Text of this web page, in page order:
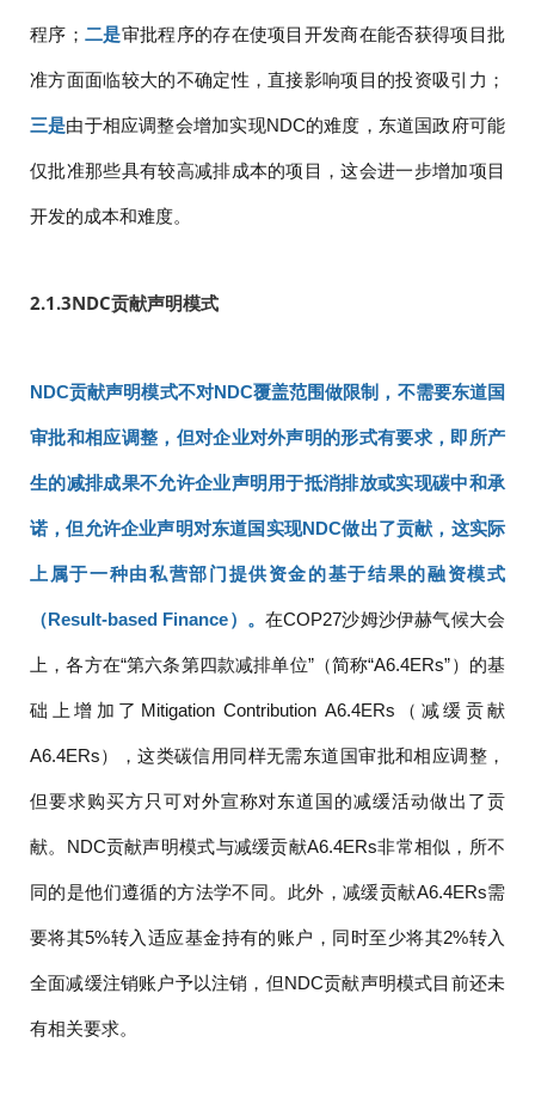
程序； 二是审批程序的存在使项目开发商在能否获得项目批
准方面面临较大的不确定性，直接影响项目的投资吸引力；
三是由于相应调整会增加实现NDC的难度，东道国政府可能
仅批准那些具有较高减排成本的项目，这会进一步增加项目
开发的成本和难度。
2.1.3NDC贡献声明模式
NDC贡献声明模式不对NDC覆盖范围做限制，不需要东道国
审批和相应调整，但对企业对外声明的形式有要求，即所产
生的减排成果不允许企业声明用于抵消排放或实现碳中和承
诺，但允许企业声明对东道国实现NDC做出了贡献，这实际
上属于一种由私营部门提供资金的基于结果的融资模式
（Result-based Finance）。 在COP27沙姆沙伊赫气候大会
上，各方在“第六条第四款减排单位”（简称“A6.4ERs”）的基
础上增加了Mitigation Contribution A6.4ERs（减缓贡献
A6.4ERs），这类碳信用同样无需东道国审批和相应调整，
但要求购买方只可对外宣称对东道国的减缓活动做出了贡
献。NDC贡献声明模式与减缓贡献A6.4ERs非常相似，所不
同的是他们遵循的方法学不同。此外，减缓贡献A6.4ERs需
要将其5%转入适应基金持有的账户，同时至少将其2%转入
全面减缓注销账户予以注销，但NDC贡献声明模式目前还未
有相关要求。